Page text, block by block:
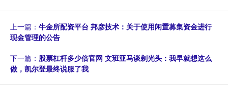
上一篇： 牛金所配资平台 邦彦技术：关于使用闲置募集资金进行
现金管理的公告
下一篇： 股票杠杆多少倍官网 文班亚马谈剃光头：我早就想这么
做，凯尔登最终说服了我